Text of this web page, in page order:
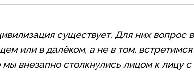
существует. Для них вопрос в
или в далёком, а не в том, встретимся
внезапно столкнулись лицом к лицу с